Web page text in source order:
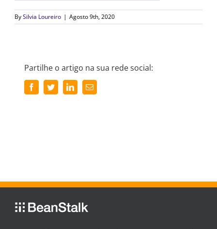
BySilvia Loureiro | Agosto 9th, 2020
Partilhe o artigo na sua rede social:
FacebookTwitterLinkedInEmail
(necessário